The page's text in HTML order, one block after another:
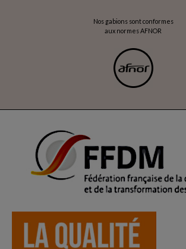
Nos gabions sont conformes
aux normes AFNOR